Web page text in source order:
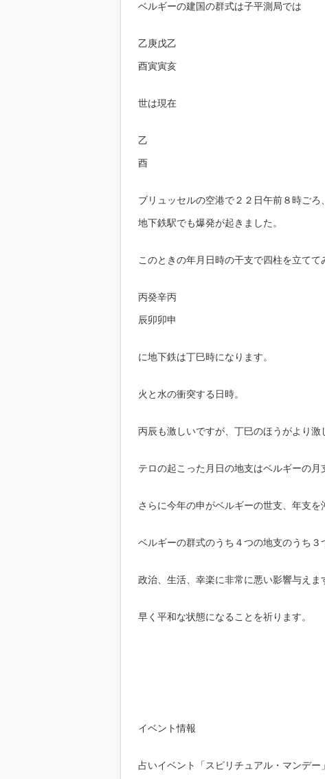
ベルギーの建国の群式は子平測局では
乙庚戊乙
酉寅寅亥
世は現在
乙
酉
ブリュッセルの空港で２２日午前８時ご
地下鉄駅でも爆発が起きました。
このときの年月日時の干支で四柱を立てて
丙癸辛丙
辰卯卯申
に地下鉄は丁巳時になります。
火と水の衝突する日時。
丙辰も激しいですが、丁巳のほうがより激
テロの起こった月日の地支はベルギーの月
さらに今年の申がベルギーの世支、年支を
ベルギーの群式のうち４つの地支のうち３
政治、生活、幸楽に非常に悪い影響与えま
早く平和な状態になることを祈ります。
イベント情報
占いイベント「スピリチュアル・マンデー